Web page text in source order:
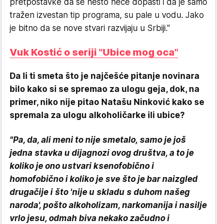
pretpostavke da se nešto neće dopasti i da je samo
tražen izvestan tip programa, su pale u vodu. Jako
je bitno da se nove stvari razvijaju u Srbiji."
Vuk Kostić o seriji "Ubice mog oca"
Da li ti smeta što je najčešće pitanje novinara
bilo kako si se spremao za ulogu geja, dok, na
primer, niko nije pitao Natašu Ninković kako se
spremala za ulogu alkoholičarke ili ubice?
"Pa, da, ali meni to nije smetalo, samo je još
jedna stavka u dijagnozi ovog društva, a to je
koliko je ono ustvari ksenofobično i
homofobično i koliko je sve što je bar naizgled
drugačije i što 'nije u skladu s duhom našeg
naroda', pošto alkoholizam, narkomanija i nasilje
vrlo jesu, odmah biva nekako začudno i